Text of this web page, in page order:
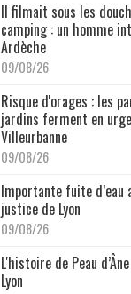
Il filmait sous les
camping : un homme
Ardèche
09/08/26
Risque d'orages : les
jardins ferment en
Villeurbanne
09/08/26
Importante fuite d’eau
justice de Lyon
09/08/26
L'histoire de Peau
Lyon